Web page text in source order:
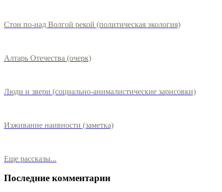
Стон по-над Волгой рекой (политическая экология)
Алтарь Отечества (очерк)
Люди и звери (социально-анималистические зарисовки)
Изживание наивности (заметка)
Еще рассказы...
Последние комментарии